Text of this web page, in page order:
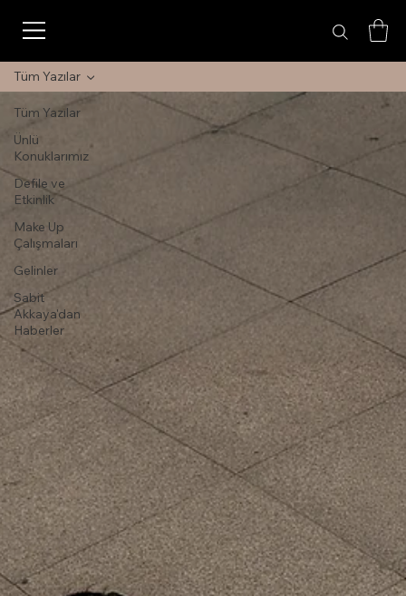
Tüm Yazılar
Ünlü
Konuklarımız
Defile ve
Etkinlik
Make Up
Çalışmaları
Gelinler
Sabit
Akkaya'dan
Haberler
Tüm Yazılar